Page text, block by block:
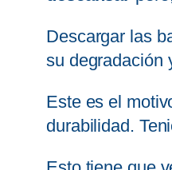
Descargar las
su degradación
Este es el
durabilidad.